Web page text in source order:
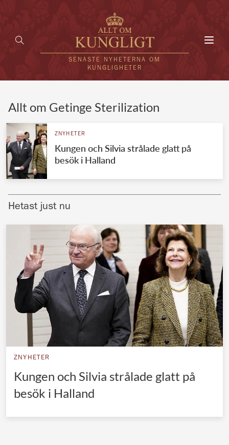
SENASTE NYHETERNA OM
KUNGLIGHETER
UTLÄNDSKT
VÄRLDENS KUNGAHUS
Brittiska kungahuset
Norska kungahuset
Danska kungahuset
Spanska kungahuset
Nederländska kungahuset
Belgiska kungahuset
Jordanska kungahuset
Japanska kejsarhuset
Thailändska kungahuset
Allt om Getinge Sterilization
ZNYHETER
Kungen och Silvia strålade glatt på
besök i Halland
Hetast just nu
ZNYHETER
Kungen och Silvia strålade glatt på
besök i Halland